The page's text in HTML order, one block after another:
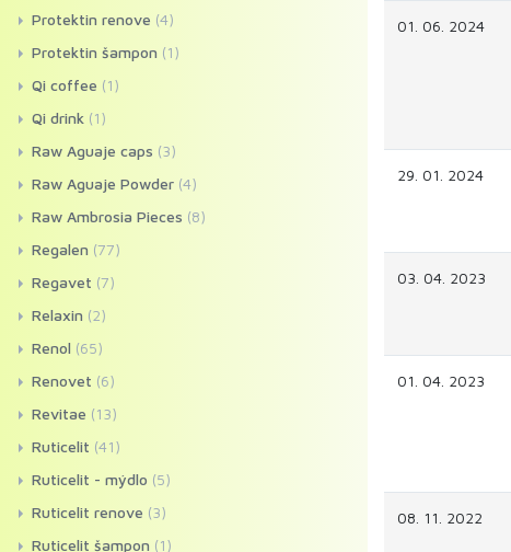
01. 06. 2024
29. 01. 2024
03. 04. 2023
01. 04. 2023
08. 11. 2022
Protektin renove (4)
Protektin šampon (1)
Qi coffee (1)
Qi drink (1)
Raw Aguaje caps (3)
Raw Aguaje Powder (4)
Raw Ambrosia Pieces (8)
Regalen (77)
Regavet (7)
Relaxin (2)
Renol (65)
Renovet (6)
Revitae (13)
Ruticelit (41)
Ruticelit - mýdlo (5)
Ruticelit renove (3)
Ruticelit šampon (1)